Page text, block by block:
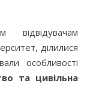
відвідувачам
ділилися
особливості
та цивільна